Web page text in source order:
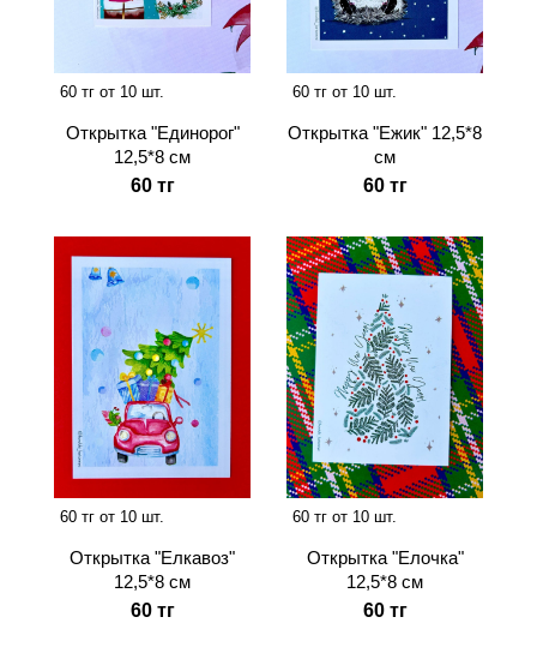
60 тг от 10 шт.
Открытка "Единорог"
12,5*8 см
60 тг
60 тг от 10 шт.
Открытка "Ежик" 12,5*8
см
60 тг
60 тг от 10 шт.
Открытка "Елкавоз"
12,5*8 см
60 тг
60 тг от 10 шт.
Открытка "Елочка"
12,5*8 см
60 тг